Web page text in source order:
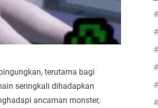
terutama bagi
seringkali dihadapkan
ancaman monster,